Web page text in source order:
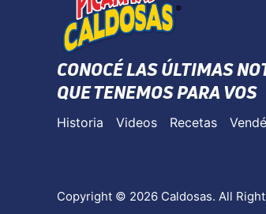
CONOCÉ LAS ÚLTIMAS
QUE TENEMOS PARA VOS
Historia Videos Recetas
Copyright © 2026 Caldosas. All